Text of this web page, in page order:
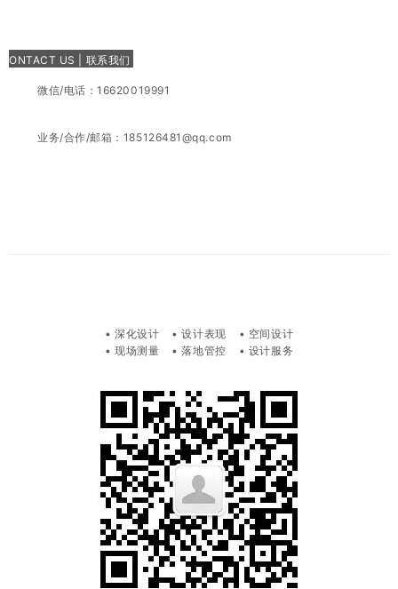
ONTACT US | 联系我们
微信/电话：16620019991
业务/合作/邮箱：185126481 @qq.com
• 深化设计 •设计表现 • 空间设计
• 现场测量 • 落地管控 • 设计服务